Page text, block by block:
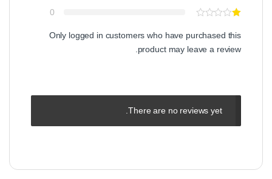
0
Only logged in customers who have purchased this
product may leave a review.
There are no reviews yet.